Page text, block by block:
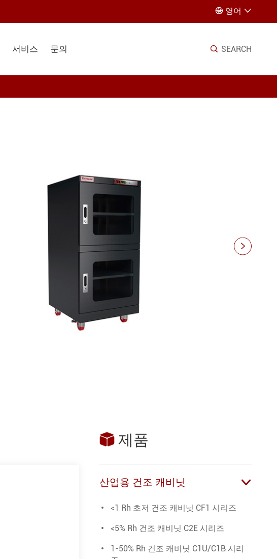
 영어 
서비스 문의  SEARCH

 제품
산업용 건조 캐비닛 
<1 Rh 초저 건조 캐비닛 CF1 시리즈
<5% Rh 건조 캐비닛 C2E 시리즈
1-50% Rh 건조 캐비닛 C1U/C1B 시리